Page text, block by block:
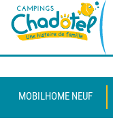
MOBILHOME NEUF